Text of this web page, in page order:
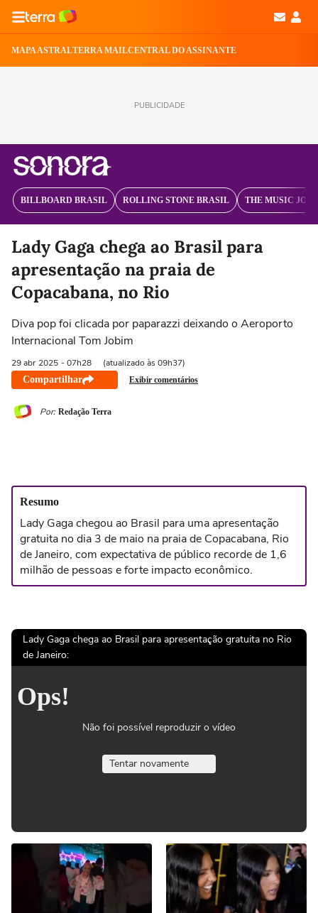
MAPA ASTRALTERRA MAILCENTRAL DO ASSINANTE
PUBLICIDADE
BILLBOARD BRASIL ROLLING STONE BRASIL THE MUSIC
Lady Gaga chega ao Brasil para
apresentação na praia de
Copacabana, no Rio
Diva pop foi clicada por paparazzi deixando o Aeroporto
Internacional Tom Jobim
29 abr 2025 - 07h28 (atualizado às 09h37)
Compartilhar Exibir comentários
Por: Redação Terra
Resumo
Lady Gaga chegou ao Brasil para uma apresentação
gratuita no dia 3 de maio na praia de Copacabana, Rio
de Janeiro, com expectativa de público recorde de 1,6
milhão de pessoas e forte impacto econômico.
Lady Gaga chega ao Brasil para apresentação gratuita no Rio
de Janeiro:
Ops!
Não foi possível reproduzir o vídeo
Tentar novamente